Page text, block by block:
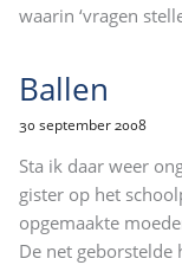
waarin ‘vragen
Ballen
30 september 2008
Sta ik daar weer
gister op het
opgemaakte
De net